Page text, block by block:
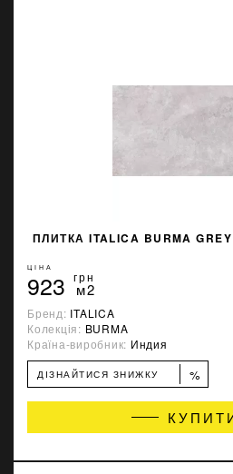
ПЛИТКА ITALICA BURMA
ЦІНА
923 грн
м2
Бренд: ITALICA
Колекція: BURMA
Країна-виробник: Индия
ДІЗНАЙТИСЯ ЗНИЖКУ %